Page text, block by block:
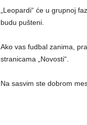
„Leopardi“ će u grupnoj
budu pušteni.
Ako vas fudbal zanima,
stranicama „Novosti“.
Na sasvim ste dobrom